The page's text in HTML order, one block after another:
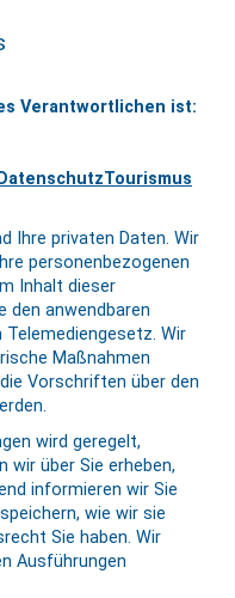
Verantwortlichen ist:
Ihre privaten Daten. Wir
personenbezogenen
Inhalt dieser
den anwendbaren
Wir
Maßnahmen
Vorschriften über den
wird geregelt,
wir über Sie erheben,
informieren wir Sie
wie wir sie
Sie haben. Wir
Ausführungen